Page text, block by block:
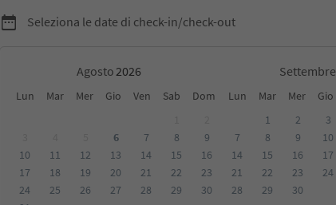
Seleziona le date di check-in/check-out
Agosto Settembre
Lun Mar Mer Gio Ven Sab Dom Lun Mar Mer Gio
6 7 8
9
10
11 12 13 14 15
16
17
18 19 20 21 22
23
24
25 26 27 28 29
30
1 2 3
7
8 9 10
14
15 16 17
21
22 23 24
28
29 30
Categoria Trattamento Alloggi sostenibili